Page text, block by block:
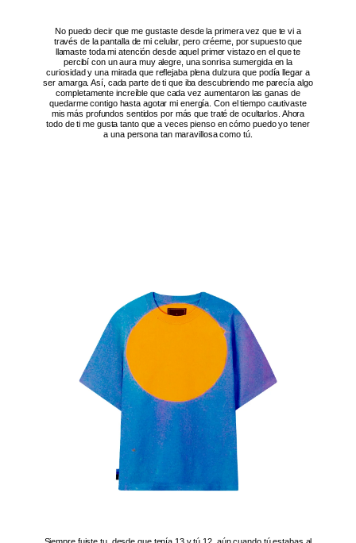
No puedo decir que me gustaste desde la primera vez que te vi a
través de la pantalla de mi celular, pero créeme, por supuesto que
llamaste toda mi atención desde aquel primer vistazo en el que te
percibí con un aura muy alegre, una sonrisa sumergida en la
curiosidad y una mirada que reflejaba plena dulzura que podía llegar a
ser amarga. Así, cada parte de ti que iba descubriendo me parecía algo
completamente increíble que cada vez aumentaron las ganas de
quedarme contigo hasta agotar mi energía. Con el tiempo cautivaste
mis más profundos sentidos por más que traté de ocultarlos. Ahora
todo de ti me gusta tanto que a veces pienso en cómo puedo yo tener
a una persona tan maravillosa como tú.